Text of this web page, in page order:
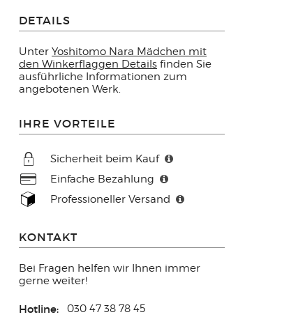
DETAILS
Unter Yoshitomo Nara Mädchen mit
den Winkerflaggen Details finden Sie
ausführliche Informationen zum
angebotenen Werk.
IHRE VORTEILE
Sicherheit beim Kauf
Einfache Bezahlung
Professioneller Versand
KONTAKT
Bei Fragen helfen wir Ihnen immer
gerne weiter!
Hotline: 030 47 38 78 45